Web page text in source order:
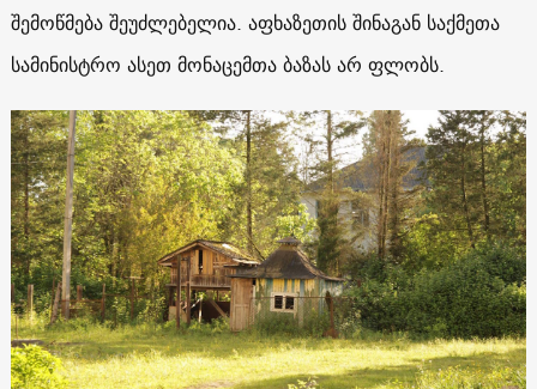
შემოწმება შეუძლებელია. აფხაზეთის შინაგან საქმეთა
სამინისტრო ასეთ მონაცემთა ბაზას არ ფლობს.